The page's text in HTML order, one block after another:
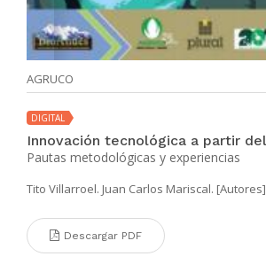
AGRUCO
DIGITAL
Pautas metodológicas y experiencias
Tito Villarroel. Juan Carlos Mariscal. [Autores]
Descargar PDF